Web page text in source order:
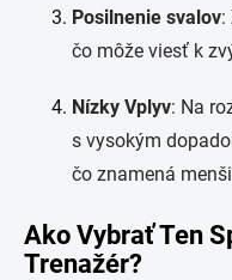
Posilnenie svalov:
čo môže viesť k
Nízky Vplyv: Na
s vysokým
čo znamená
Ako Vybrať Ten
Trenažér?